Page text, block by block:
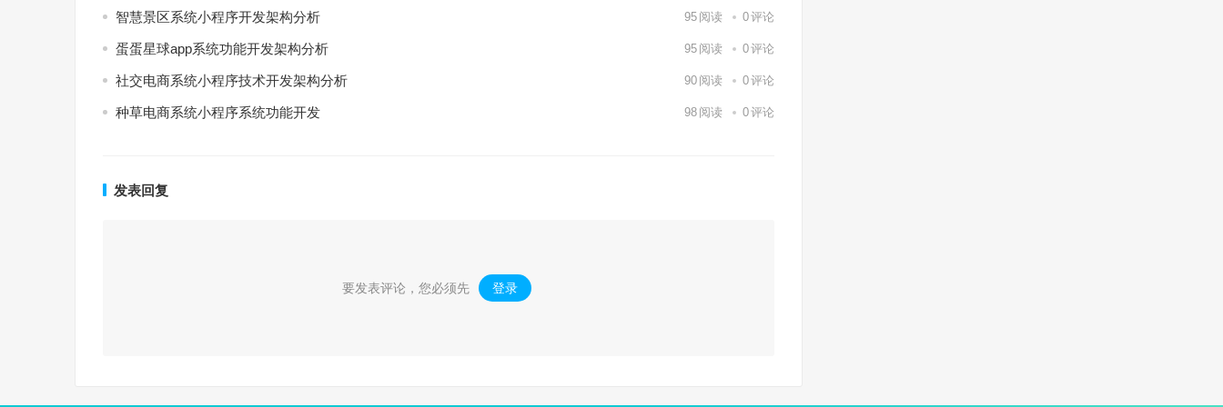
智慧景区系统小程序开发架构分析 95 阅读 0评论
蛋蛋星球app系统功能开发架构分析 95 阅读 0评论
社交电商系统小程序技术开发架构分析 90 阅读 0评论
种草电商系统小程序系统功能开发 98 阅读 0评论
发表回复
要发表评论，您必须先 登录 。